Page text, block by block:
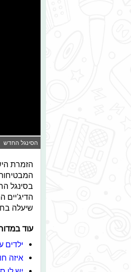
הסינגל החדש
​​הזמרת
בסינגל
הדיג'יים
שיעלה
עוד
ילדים
איזה